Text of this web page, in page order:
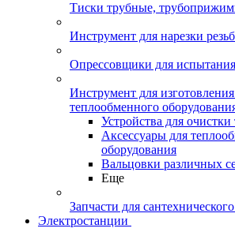
Тиски трубные,
Инструмент для нарезки
Опрессовщики для
Инструмент для
теплообменного
Устройства для очистки
Аксессуары для
оборудования
Вальцовки различных
Еще
Запчасти для
Электростанции